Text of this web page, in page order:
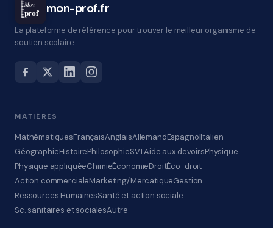
Mon
prof mon-prof.fr
La plateforme de référence pour trouver le meilleur organisme de
soutien scolaire.
MATIÈRES
MathématiquesFrançaisAnglaisAllemandEspagnolItalien
GéographieHistoirePhilosophieSVTAide aux devoirsPhysique
Physique appliquéeChimieÉconomieDroitÉco-droit
Action commercialeMarketing/MercatiqueGestion
Ressources HumainesSanté et action sociale
Sc. sanitaires et socialesAutre